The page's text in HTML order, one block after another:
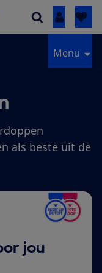
Inloggen
Menu
als beste uit de
jou